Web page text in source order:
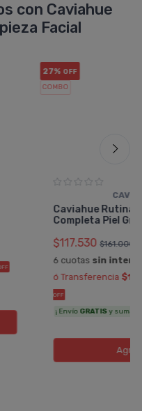
con Caviahue
Facial
27% OFF
COMBO
Caviahue Rutina
Completa Piel
$117.530 $161.000
6 cuotas sin
ó Transferencia
OFF
¡ Envío GRATISy sumás